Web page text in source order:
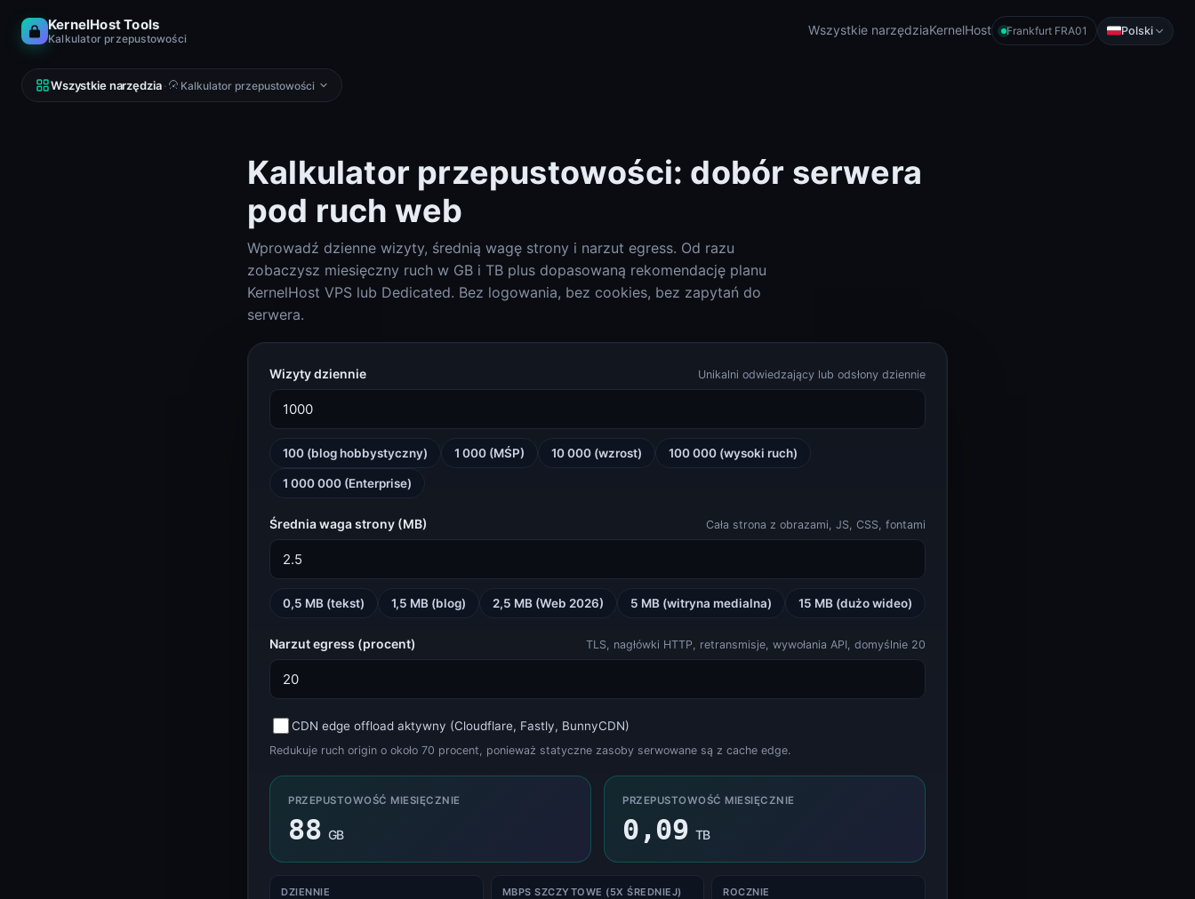
KernelHost Tools
Kalkulator przepustowości
Wszystkie narzędziaKernelHost Frankfurt FRA01 Polski
Wszystkie narzędzia · Kalkulator przepustowości
Kalkulator podsieci (IPv4 i IPv6) Check-Host (ping, HTTP, port, DNS, info IP)
Check-Host
Reverse DNS Lookup (PTR, FCrDNS, ASN)
SSL Checker
JWT Decoder (Header, Payload, Signature)
Status TeamSpeak
Kalkulator kosztów energii
Kalkulator kosztów energii
Kalkulator przepustowości: dobór serwera
pod ruch web
Wprowadź dzienne wizyty, średnią wagę strony i narzut egress. Od razu
zobaczysz miesięczny ruch w GB i TB plus dopasowaną rekomendację planu
KernelHost VPS lub Dedicated. Bez logowania, bez cookies, bez zapytań do
serwera.
Wizyty dziennie Unikalni odwiedzający lub odsłony dziennie
100 (blog hobbystyczny) 1 000 (MŚP) 10 000 (wzrost) 100 000 (wysoki ruch)
1 000 000 (Enterprise)
Średnia waga strony (MB) Cała strona z obrazami, JS, CSS, fontami
0,5 MB (tekst) 1,5 MB (blog) 2,5 MB (Web 2026) 5 MB (witryna medialna) 15 MB (dużo wideo)
Narzut egress (procent) TLS, nagłówki HTTP, retransmisje, wywołania API, domyślnie 20
CDN edge offload aktywny (Cloudflare, Fastly, BunnyCDN)
Redukuje ruch origin o około 70 procent, ponieważ statyczne zasoby serwowane są z cache edge.
PRZEPUSTOWOŚĆ MIESIĘCZNIE
88 GB
PRZEPUSTOWOŚĆ MIESIĘCZNIE
0,09 TB
DZIENNIE MBPS SZCZYTOWE (5X ŚREDNIEJ) ROCZNIE